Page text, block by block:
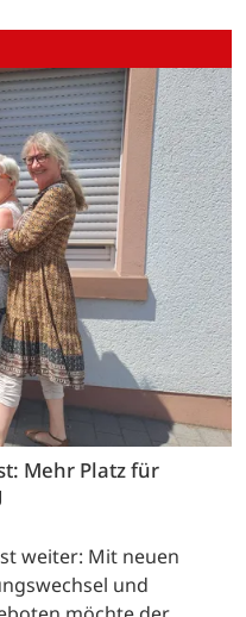
Mehr Platz für
weiter: Mit neuen
und